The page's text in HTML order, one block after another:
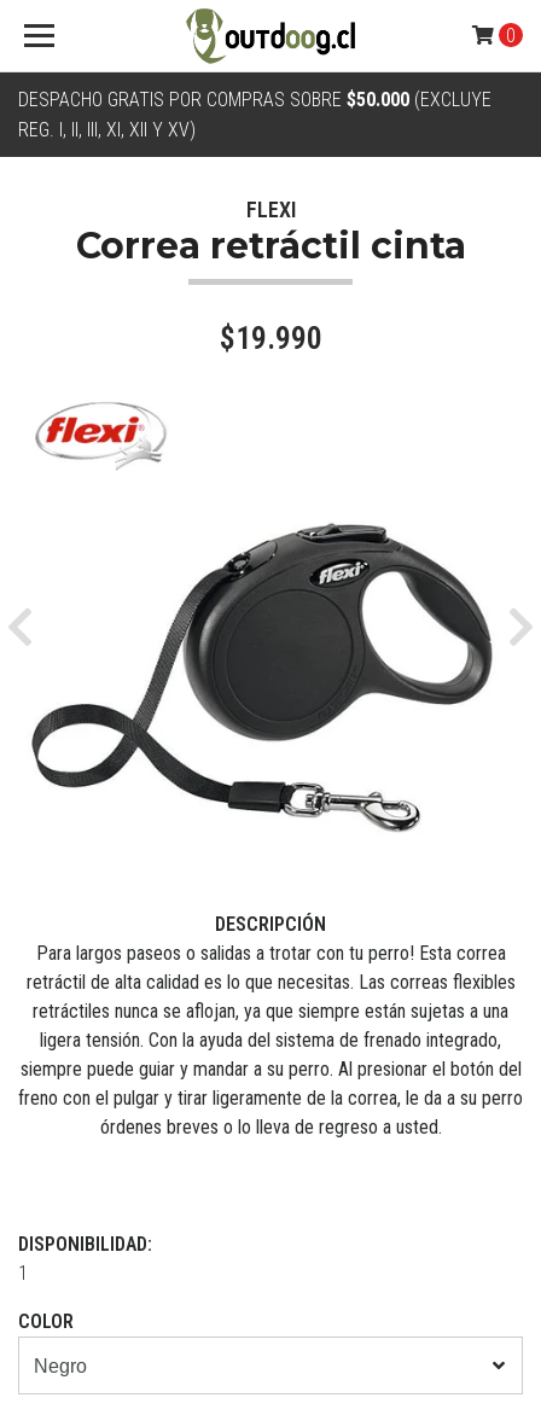
DESPACHO GRATIS POR COMPRAS SOBRE $50.000 (EXCLUYE
REG. I, II, III, XI, XII Y XV)
0
FLEXI
Correa retráctil cinta
$19.990
Previous
DESCRIPCIÓN
Para largos paseos o salidas a trotar con tu perro! Esta correa
retráctil de alta calidad es lo que necesitas. Las correas flexibles
retráctiles nunca se aflojan, ya que siempre están sujetas a una
ligera tensión. Con la ayuda del sistema de frenado integrado,
siempre puede guiar y mandar a su perro. Al presionar el botón del
freno con el pulgar y tirar ligeramente de la correa, le da a su perro
órdenes breves o lo lleva de regreso a usted.
DISPONIBILIDAD:
1
COLOR